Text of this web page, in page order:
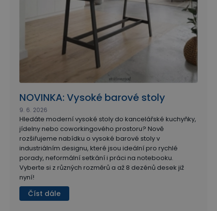
NOVINKA: Vysoké barové stoly
Hledáte moderní vysoké stoly do kancelářské kuchyňky,
jídelny nebo coworkingového prostoru? Nově
rozšiřujeme nabídku o vysoké barové stoly v
industriálním designu, které jsou ideální pro rychlé
porady, neformální setkání i práci na notebooku.
Vyberte si z různých rozměrů a až 8 dezénů desek již
nyní!
9. 6. 2026
Číst dále